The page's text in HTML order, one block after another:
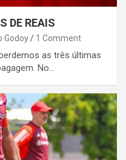
DE REAIS
Godoy 1 Comment
as três últimas
No…